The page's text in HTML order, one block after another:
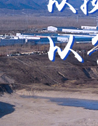
清凉村排危
工地爆破